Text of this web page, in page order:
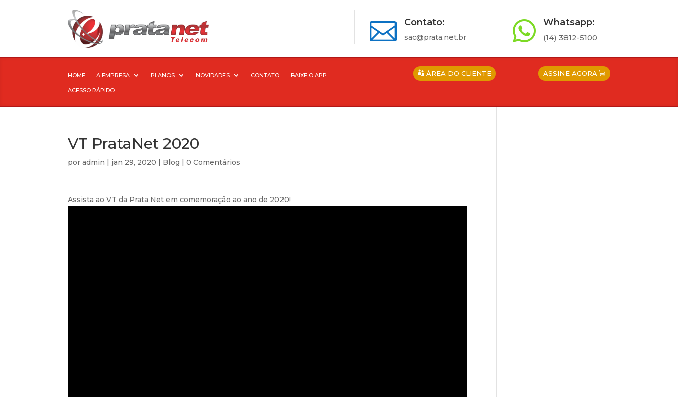
 Contato:
sac@prata.net.br  Whatsapp:
(14) 3812-5100
HOME A EMPRESA PLANOS NOVIDADES CONTATO BAIXE O APP
ACESSO RÁPIDO
ÁREA DO CLIENTE ASSINE AGORA
VT PrataNet 2020
poradmin | jan 29, 2020 | Blog |0 Comentários
Assista ao VT da Prata Net em comemoração ao ano de 2020!